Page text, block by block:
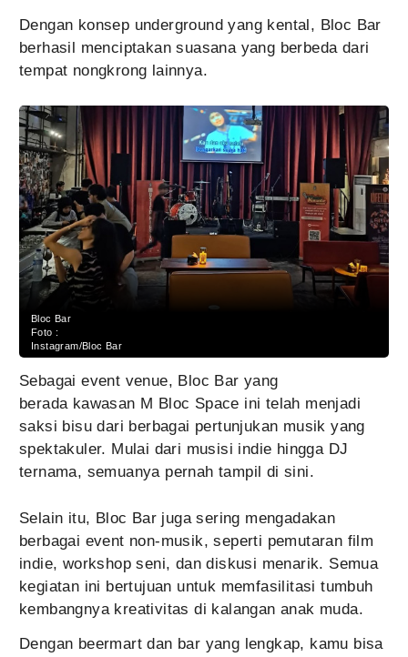
Dengan konsep underground yang kental, Bloc Bar
berhasil menciptakan suasana yang berbeda dari
tempat nongkrong lainnya.
Bloc Bar
Foto :
Instagram/Bloc Bar
Sebagai event venue, Bloc Bar yang
berada kawasan M Bloc Space ini telah menjadi
saksi bisu dari berbagai pertunjukan musik yang
spektakuler. Mulai dari musisi indie hingga DJ
ternama, semuanya pernah tampil di sini.
Selain itu, Bloc Bar juga sering mengadakan
berbagai event non-musik, seperti pemutaran film
indie, workshop seni, dan diskusi menarik. Semua
kegiatan ini bertujuan untuk memfasilitasi tumbuh
kembangnya kreativitas di kalangan anak muda.
Dengan beermart dan bar yang lengkap, kamu bisa